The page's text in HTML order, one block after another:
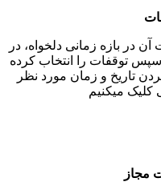
در بازه زمانی دلخواه، در
توقفات را انتخاب کرده
تاریخ و زمان مورد نظر
کلیک میکنیم
مجاز